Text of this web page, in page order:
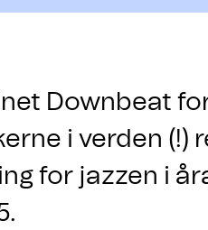
Downbeat
i verden (!)
for jazzen i